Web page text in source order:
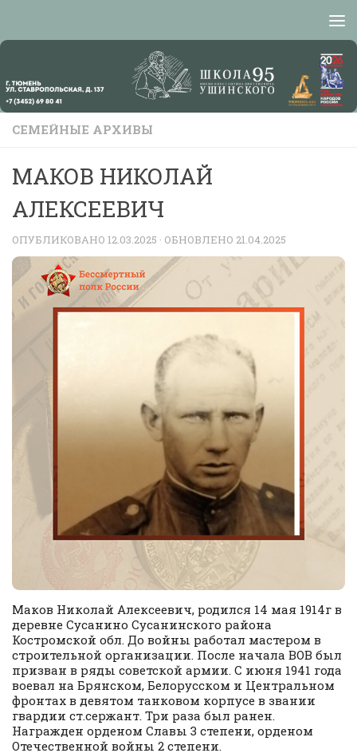
СЕМЕЙНЫЕ АРХИВЫ
МАКОВ НИКОЛАЙ
АЛЕКСЕЕВИЧ
ОПУБЛИКОВАНО 12.03.2025 · ОБНОВЛЕНО 21.04.2025
Маков Николай Алексеевич, родился 14 мая 1914г в
деревне Сусанино Сусанинского района
Костромской обл. До войны работал мастером в
строительной организации. После начала ВОВ был
призван в ряды советской армии. С июня 1941 года
воевал на Брянском, Белорусском и Центральном
фронтах в девятом танковом корпусе в звании
гвардии ст.сержант. Три раза был ранен.
Награжден орденом Славы 3 степени, орденом
Отечественной войны 2 степени.